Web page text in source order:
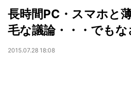
長時間PC・スマホと
毛な議論・・・でも
2015.07.28 18:08